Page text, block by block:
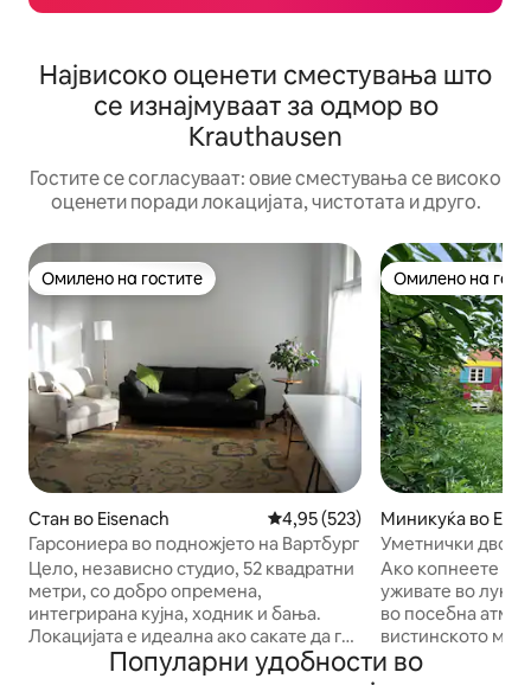
Највисоко оценети сместувања што
се изнајмуваат за одмор во
Krauthausen
Гостите се согласуваат: овие сместувања се високо
оценети поради локацијата, чистотата и друго.
Омилено на гостите
Омилено на гостите
Стан во Eisenach Просечна оцена: 4,95 од 5,
4,95 (523)
Гарсониера во подножјето на Вартбург
Цело, независно студио, 52 квадратни
метри, со добро опремена,
интегрирана кујна, ходник и бања.
Локацијата е идеална ако сакате да го
истражите Ајзенах, Вартбург или
Омилено на
Омилено на
Миникуќа во
Уметнички двор
сместување и
Ако копнеете по
уживате во
во посебна
вистинското
уредената
Популарни удобности во